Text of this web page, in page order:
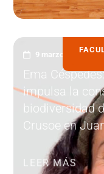
9 marzo, 2026
Ema
impulsa la
biodiversidad
Crusoe en
LEER MÁS